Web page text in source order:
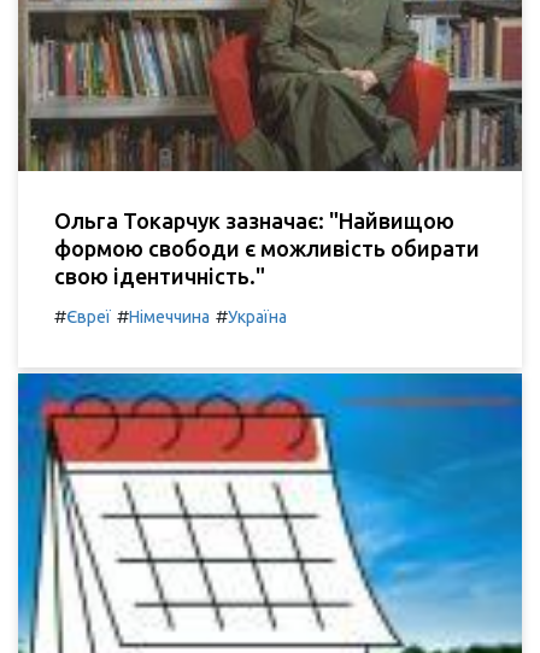
Ольга Токарчук зазначає: "Найвищою
формою свободи є можливість обирати
свою ідентичність."
#Євреї #Німеччина #Україна